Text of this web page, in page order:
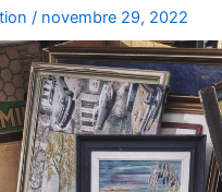
/ novembre 29, 2022